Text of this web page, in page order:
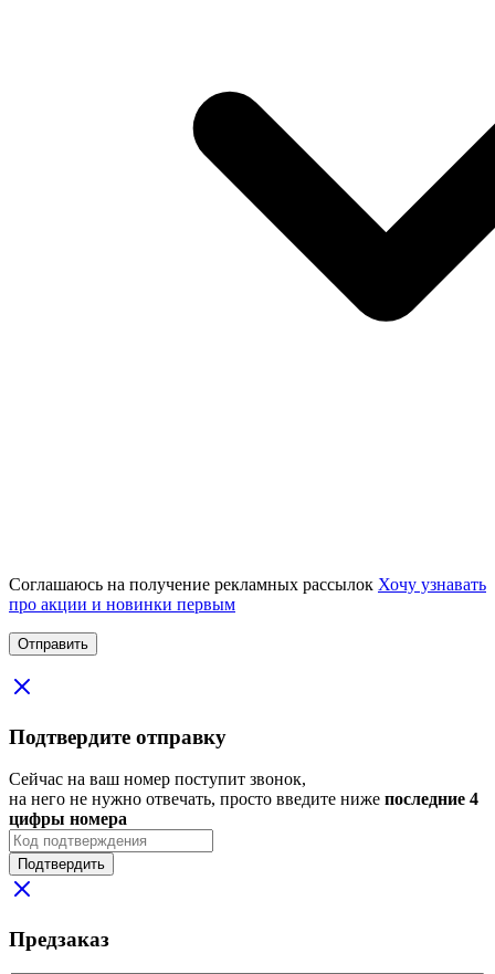
Соглашаюсь на получение рекламных рассылок Хочу узнавать
про акции и новинки первым
Подтвердите отправку
Сейчас на ваш номер поступит звонок,
на него не нужно отвечать, просто введите ниже последние 4
цифры номера
Подтвердить
Предзаказ